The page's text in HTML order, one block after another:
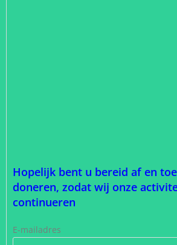
Hopelijk bent u bereid af en
doneren, zodat wij onze
continueren
E-mailadres